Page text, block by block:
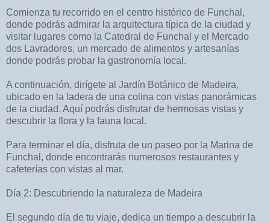
Comienza tu recorrido en el centro histórico de Funchal,
donde podrás admirar la arquitectura típica de la ciudad y
visitar lugares como la Catedral de Funchal y el Mercado
dos Lavradores, un mercado de alimentos y artesanías
donde podrás probar la gastronomía local.
A continuación, dirígete al Jardín Botánico de Madeira,
ubicado en la ladera de una colina con vistas panorámicas
de la ciudad. Aquí podrás disfrutar de hermosas vistas y
descubrir la flora y la fauna local.
Para terminar el día, disfruta de un paseo por la Marina de
Funchal, donde encontrarás numerosos restaurantes y
cafeterías con vistas al mar.
Día 2: Descubriendo la naturaleza de Madeira
El segundo día de tu viaje, dedica un tiempo a descubrir la